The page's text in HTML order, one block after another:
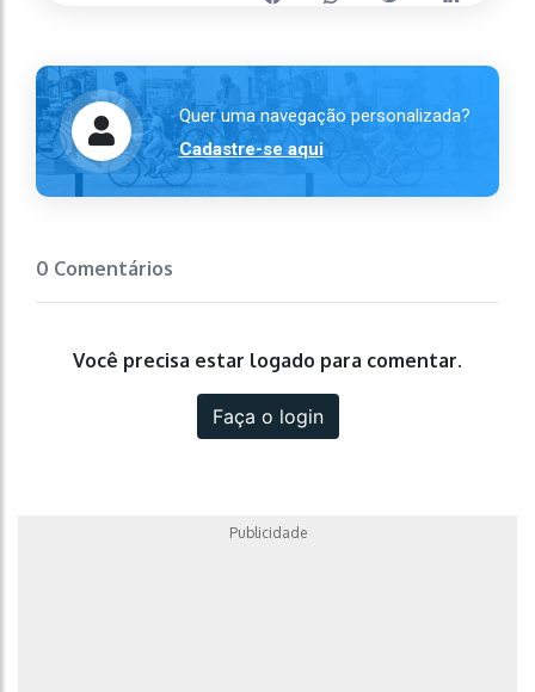
Quer uma navegação personalizada?
Cadastre-se aqui
0 Comentários
Você precisa estar logado para comentar.
Faça o login
Publicidade